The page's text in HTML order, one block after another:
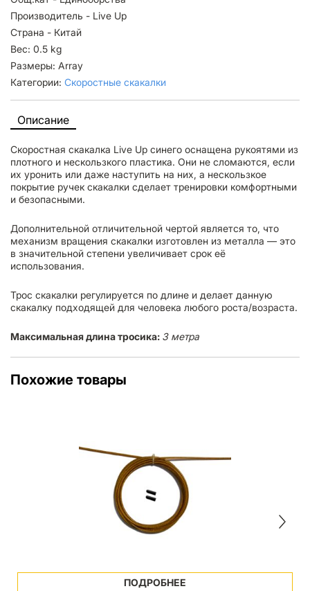
Описание
Скоростная скакалка Live Up синего оснащена рукоятями из
плотного и нескользкого пластика. Они не сломаются, если
их уронить или даже наступить на них, а нескользкое
покрытие ручек скакалки сделает тренировки комфортными
и безопасными.
Дополнительной отличительной чертой является то, что
механизм вращения скакалки изготовлен из металла — это
в значительной степени увеличивает срок её
использования.
Трос скакалки регулируется по длине и делает данную
скакалку подходящей для человека любого роста/возраста.
Максимальная длина тросика: 3 метра
Производитель - Live Up
Страна - Китай
Вес: 0.5 kg
Размеры: Array
Категории: Скоростные скакалки
Похожие товары
ПОДРОБНЕЕ